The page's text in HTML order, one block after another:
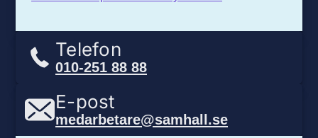
Telefon
010-251 88 88
E-post
medarbetare@samhall.se